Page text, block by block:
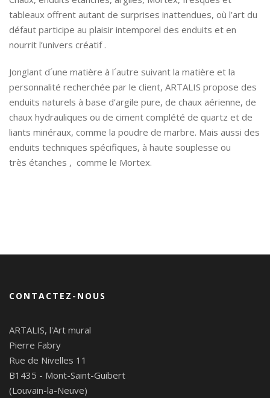
tableaux offrent autant de surprises inattendues, où l’art du
défaut participe au plaisir intemporel des enduits et en
nourrit l’univers créatif .
Jonglant d´une matière à l´autre suivant la matière et la
personnalité recherchée par le client, ARTALIS propose des
enduits naturels à base d’argile pure, de chaux aérienne, de
chaux hydrauliques ou de ciment complété de quartz et de
liants minéraux, comme la poudre de marbre. Mais aussi des
enduits techniques spécifiques, à haute souplesse ou
très étanches , comme le Mortex.
CONTACTEZ-NOUS
ARTALIS, l'Art mural
Pierre Fabry
Rue de Nivelles 11
B1435 - Mont-Saint-Guibert
(Louvain-la-Neuve)